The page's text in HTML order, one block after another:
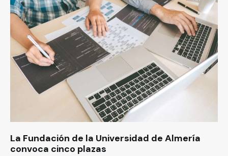
La Fundación de la Universidad de Almería
convoca cinco plazas